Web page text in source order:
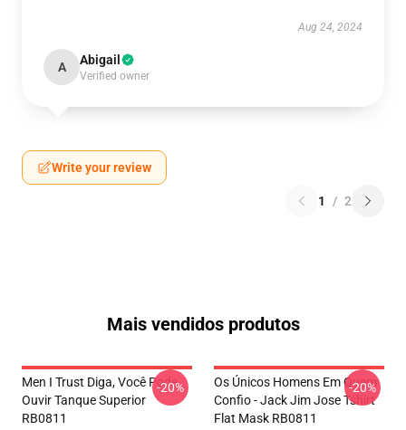
Aug 24, 2024
A Abigail
Verified owner
Write your review
1 / 2
Mais vendidos produtos
Men I Trust Diga, Você Pode
Ouvir Tanque Superior
RB0811
-20%
Os Únicos Homens Em Quem
Confio - Jack Jim Jose Tshirt
Flat Mask RB0811
-20%